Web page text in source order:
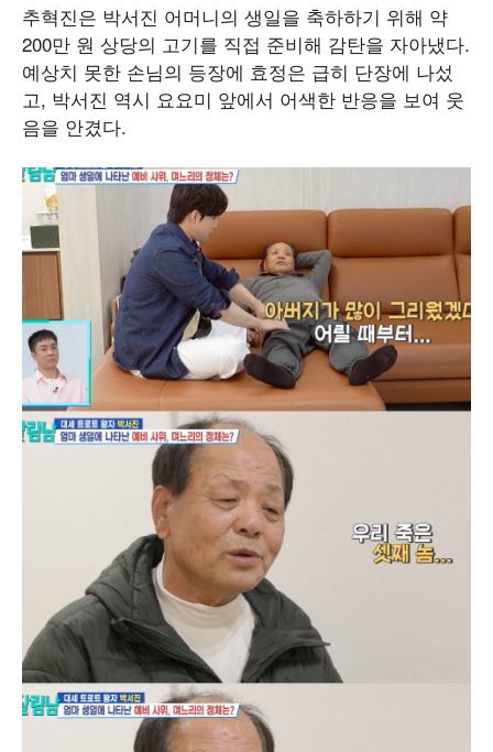
추혁진은 박서진 어머니의 생일을 축하하기 위해 약
200만 원 상당의 고기를 직접 준비해 감탄을 자아냈다.
예상치 못한 손님의 등장에 효정은 급히 단장에 나섰
고, 박서진 역시 요요미 앞에서 어색한 반응을 보여 웃
음을 안겼다.